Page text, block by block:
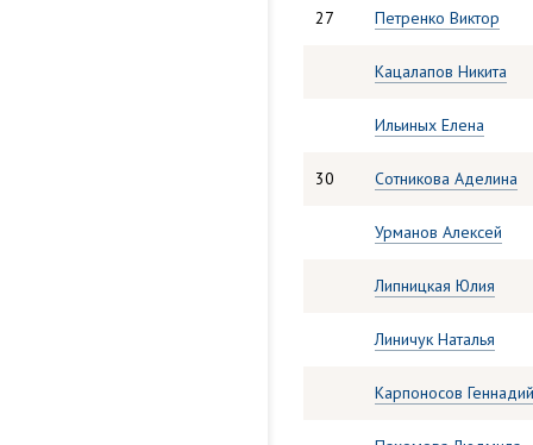
27 Петренко Виктор
Кацалапов Никита
Ильиных Елена
30 Сотникова Аделина
Урманов Алексей
Липницкая Юлия
Линичук Наталья
Карпоносов Геннадий